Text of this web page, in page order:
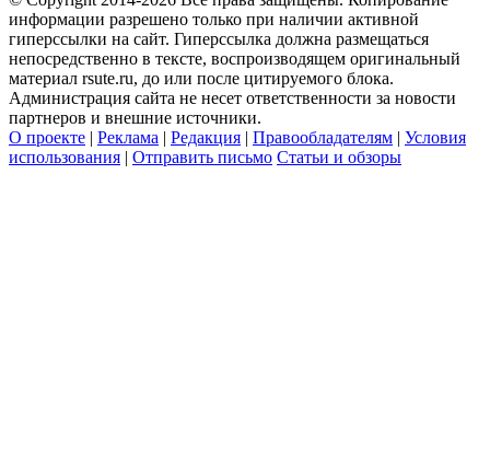
информации разрешено только при наличии активной
гиперссылки на сайт. Гиперссылка должна размещаться
непосредственно в тексте, воспроизводящем оригинальный
материал rsute.ru, до или после цитируемого блока.
Администрация сайта не несет ответственности за новости
партнеров и внешние источники.
О проекте | Реклама | Редакция | Правообладателям | Условия
использования | Отправить письмо Статьи и обзоры